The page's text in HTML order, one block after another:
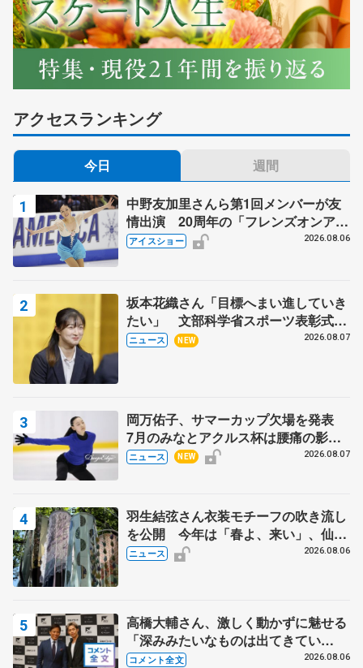
アクセスランキング
今日 週間
中野友加里さんら第1回メンバーが友
情出演 20周年の「フレンズオンアイ
ス」 宮本賢二さん、有川梨絵さん、
アイスショー 2026.08.06
坂本花織さん「目標へまい進していき
たい」 文部科学省スポーツ表彰式で
代表謝辞
ニュース NEW 2026.08.07
岡万佑子、サマーカップ欠場を発表
7月のみなとアクルス杯は腰痛の影響
で
ニュース NEW 2026.08.07
羽生結弦さん衣装モチーフの吹き流し
を公開 今年は「春よ、来い」、仙台
の瑞鳳殿
ニュース 2026.08.06
高橋大輔さん、激しく動かずに魅せる
「深みみたいなものは出てきてい
る？」 〝兄さん〟と慕うレジェンド
コメント全文 2026.08.06